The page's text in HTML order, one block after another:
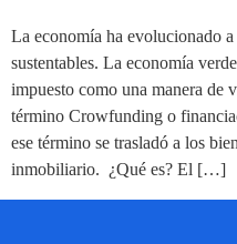
La economía ha evolucionado
sustentables. La economía
impuesto como una manera de
término Crowfunding o
ese término se trasladó a los
inmobiliario. ¿Qué es? El […]